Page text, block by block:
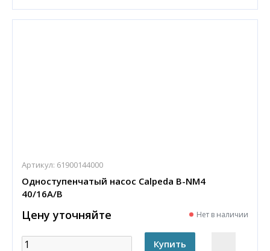
Артикул: 61900144000
Одноступенчатый насос Calpeda B-NM4
40/16A/B
Цену уточняйте Нет в наличии